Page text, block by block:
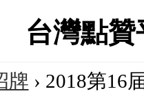
台灣點
牌 › 2018第16